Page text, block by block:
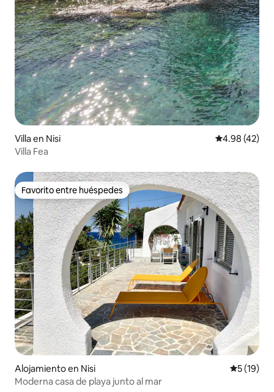
Villa en Nisi Calificación
4.98 (42)
Villa Fea
Favorito entre huéspedes
Favorito entre huéspedes
Alojamiento en Nisi
5 (19)
Moderna casa de playa junto al mar